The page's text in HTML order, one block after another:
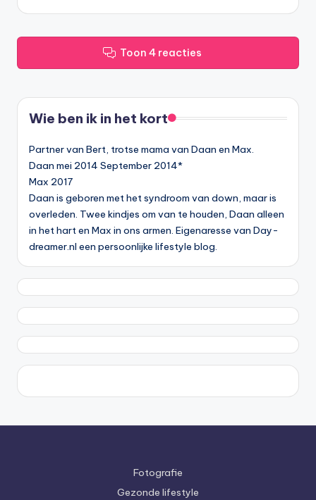
Toon 4 reacties
Wie ben ik in het kort
Partner van Bert, trotse mama van Daan en Max.
Daan mei 2014 September 2014*
Max 2017
Daan is geboren met het syndroom van down, maar is
overleden. Twee kindjes om van te houden, Daan alleen
in het hart en Max in ons armen. Eigenaresse van Day-
dreamer.nl een persoonlijke lifestyle blog.
Fotografie
Gezonde lifestyle